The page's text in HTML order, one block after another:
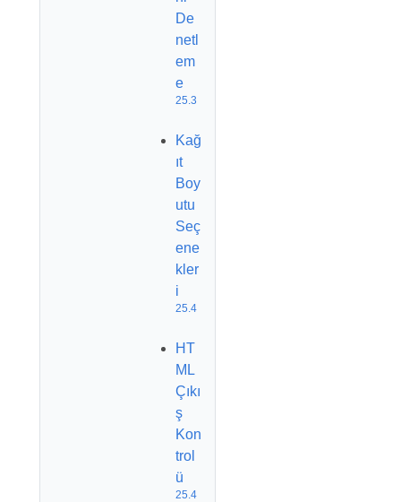
De
netl
em
e
25.3
Kağ
ıt
Boy
utu
Seç
ene
kler
i
25.4
HT
ML
Çıkı
ş
Kon
trol
ü
25.4